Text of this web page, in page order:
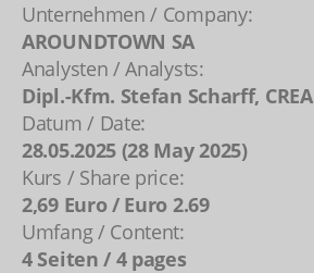
Unternehmen / Company:
AROUNDTOWN SA
Analysten / Analysts:
Dipl.-Kfm. Stefan Scharff, CREA
Datum / Date:
28.05.2025 (28 May 2025)
Kurs / Share price:
2,69 Euro / Euro 2.69
Umfang / Content:
4 Seiten / 4 pages